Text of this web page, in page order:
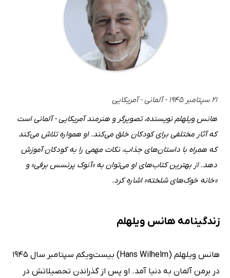
۲۱ سپتامبر ۱۹۴۵ - آلمانی - آمریکایی
هانس ویلهلم نویسنده، تصویرگر و هنرمند آمریکایی - آلمانی است
که آثار مختلفی برای کودکان خلق می‌کند. او همواره تلاش می‌کند
که همراه با داستان‌های جذاب، نکات مهمی را به کودکان آموزش
دهد. از بهترین کتاب‌های او می‌توان به «آنوک پرنسس برفی» و
«خانه خوک‌های شلخته» اشاره کرد.
زندگینامه هانس ویلهلم
هانس ویلهلم (Hans Wilhelm) بیست‌ویکم سپتامبر سال 1945
در برمن آلمان به دنیا آمد. او پس از گذراندن تحصیلاتش در